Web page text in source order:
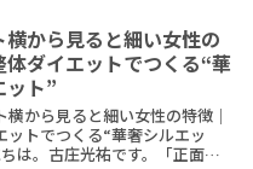
横から見ると細い女性の
体ダイエットでつくる“華
ット”
から見ると細い女性の特徴｜
ットでつくる“華奢シルエッ
は。古庄光祐です。「正面か